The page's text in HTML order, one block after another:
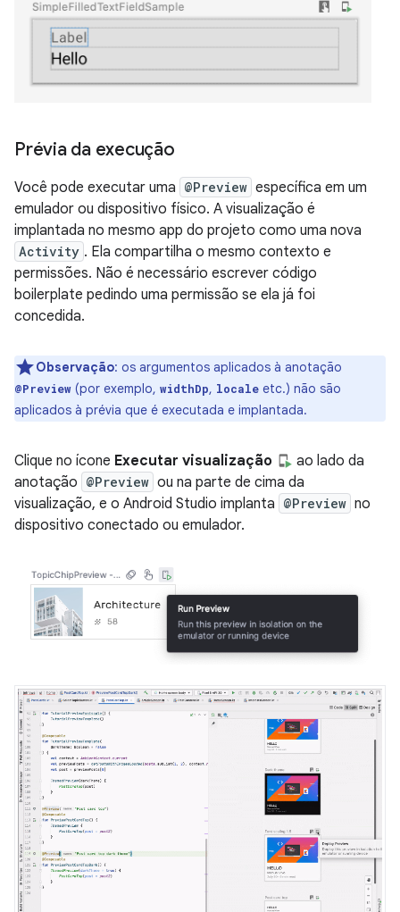
Prévia da execução
Você pode executar uma @Preview específica em um
emulador ou dispositivo físico. A visualização é
implantada no mesmo app do projeto como uma nova
Activity . Ela compartilha o mesmo contexto e
permissões. Não é necessário escrever código
boilerplate pedindo uma permissão se ela já foi
concedida.
Observação: os argumentos aplicados à anotação
@Preview (por exemplo, widthDp, locale etc.) não são
aplicados à prévia que é executada e implantada.
Clique no ícone Executar visualização
ao lado da
anotação @Preview ou na parte de cima da
visualização, e o Android Studio implanta @Preview no
dispositivo conectado ou emulador.